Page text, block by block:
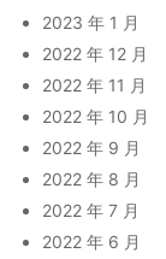
2023 年 1 月
2022 年 12 月
2022 年 11 月
2022 年 10 月
2022 年 9 月
2022 年 8 月
2022 年 7 月
2022 年 6 月